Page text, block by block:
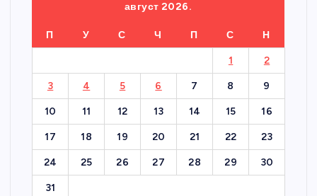
август 2026.
П У С Ч П С Н
1 2
3 4 5 6 7 8 9
10 11 12 13 14 15 16
17 18 19 20 21 22 23
24 25 26 27 28 29 30
31